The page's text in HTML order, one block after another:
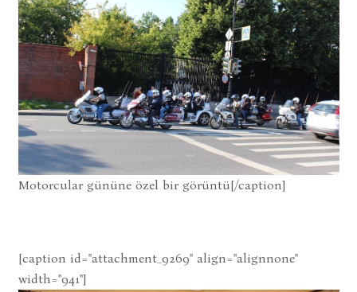
Motorcular gününe özel bir görüntü[/caption]
[caption id="attachment_9269" align="alignnone"
width="941"]